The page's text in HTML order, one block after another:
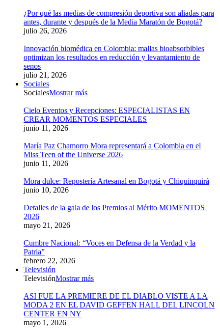
¿Por qué las medias de compresión deportiva son aliadas para
antes, durante y después de la Media Maratón de Bogotá?
julio 26, 2026
Innovación biomédica en Colombia: mallas bioabsorbibles
optimizan los resultados en reducción y levantamiento de
senos
julio 21, 2026
Sociales
SocialesMostrar más
Cielo Eventos y Recepciones: ESPECIALISTAS EN
CREAR MOMENTOS ESPECIALES
junio 11, 2026
María Paz Chamorro Mora representará a Colombia en el
Miss Teen of the Universe 2026
junio 11, 2026
Mora dulce: Repostería Artesanal en Bogotá y Chiquinquirá
junio 10, 2026
Detalles de la gala de los Premios al Mérito MOMENTOS
2026
mayo 21, 2026
Cumbre Nacional: “Voces en Defensa de la Verdad y la
Patria”
febrero 22, 2026
Televisión
TelevisiónMostrar más
ASI FUE LA PREMIERE DE EL DIABLO VISTE A LA
MODA 2 EN EL DAVID GEFFEN HALL DEL LINCOLN
CENTER EN NY
mayo 1, 2026